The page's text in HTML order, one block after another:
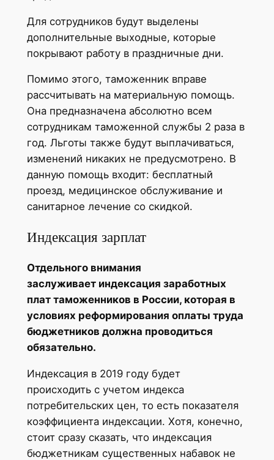
Для сотрудников будут выделены
дополнительные выходные, которые
покрывают работу в праздничные дни.
Помимо этого, таможенник вправе
рассчитывать на материальную помощь.
Она предназначена абсолютно всем
сотрудникам таможенной службы 2 раза в
год. Льготы также будут выплачиваться,
изменений никаких не предусмотрено. В
данную помощь входит: бесплатный
проезд, медицинское обслуживание и
санитарное лечение со скидкой.
Индексация зарплат
Отдельного внимания
заслуживает индексация заработных
плат таможенников в России, которая в
условиях реформирования оплаты труда
бюджетников должна проводиться
обязательно.
Индексация в 2019 году будет
происходить с учетом индекса
потребительских цен, то есть показателя
коэффициента индексации. Хотя, конечно,
стоит сразу сказать, что индексация
бюджетникам существенных набавок не